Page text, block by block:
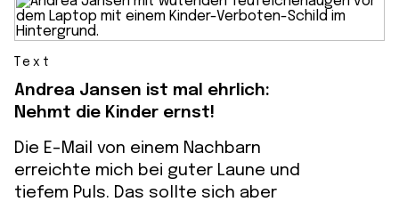
Text
Andrea Jansen ist mal ehrlich:
Nehmt die Kinder ernst!
Die E-Mail von einem Nachbarn
erreichte mich bei guter Laune und
tiefem Puls. Das sollte sich aber